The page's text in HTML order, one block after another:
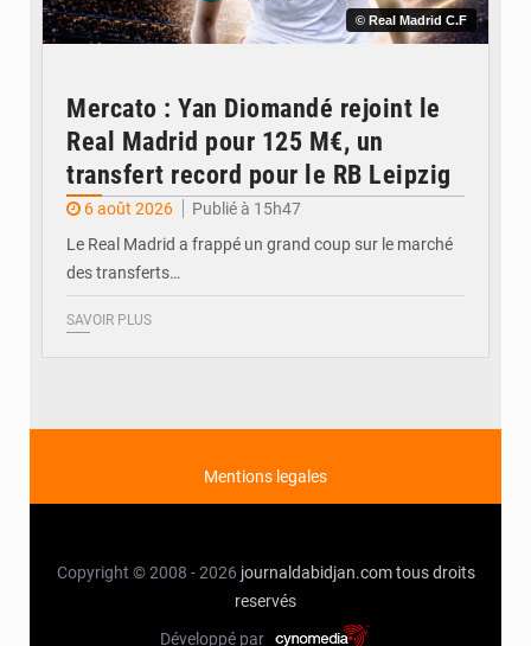
© Real Madrid C.F
Mercato : Yan Diomandé rejoint le
Real Madrid pour 125 M€, un
transfert record pour le RB Leipzig
6 août 2026
Publié à 15h47
Le Real Madrid a frappé un grand coup sur le marché
des transferts…
SAVOIR PLUS
Mentions legales
Copyright © 2008 - 2026 journaldabidjan.com tous droits
reservés
Développé par